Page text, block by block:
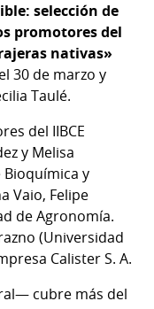
selección de
promotores del
nativas»
30 de marzo y
Taulé.
del IIBCE
y Melisa
y
Vaio, Felipe
de Agronomía.
(Universidad
Calister S. A.
cubre más del